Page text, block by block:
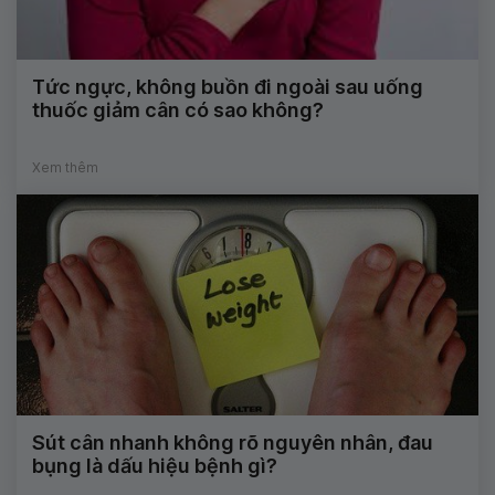
Tức ngực, không buồn đi ngoài sau uống
thuốc giảm cân có sao không?
Xem thêm
Sút cân nhanh không rõ nguyên nhân, đau
bụng là dấu hiệu bệnh gì?